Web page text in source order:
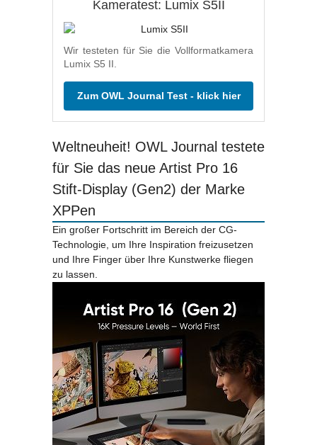
Kameratest: Lumix S5II
Wir testeten für Sie die Vollformatkamera
Lumix S5 II.
Zum OWL Journal Test - klick hier
Weltneuheit! OWL Journal testete
für Sie das neue Artist Pro 16
Stift-Display (Gen2) der Marke
XPPen
Ein großer Fortschritt im Bereich der CG-
Technologie, um Ihre Inspiration freizusetzen
und Ihre Finger über Ihre Kunstwerke fliegen
zu lassen.